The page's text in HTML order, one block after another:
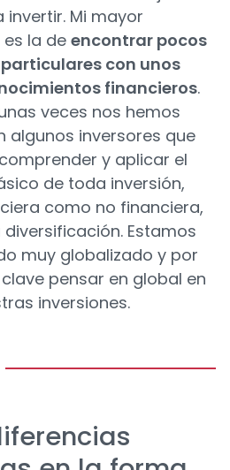
Mi mayor
la de encontrar pocos
con unos
financieros.
veces nos hemos
algunos inversores que
y aplicar el
de toda inversión,
como no financiera,
Estamos
muy globalizado y por
pensar en global en
inversiones.